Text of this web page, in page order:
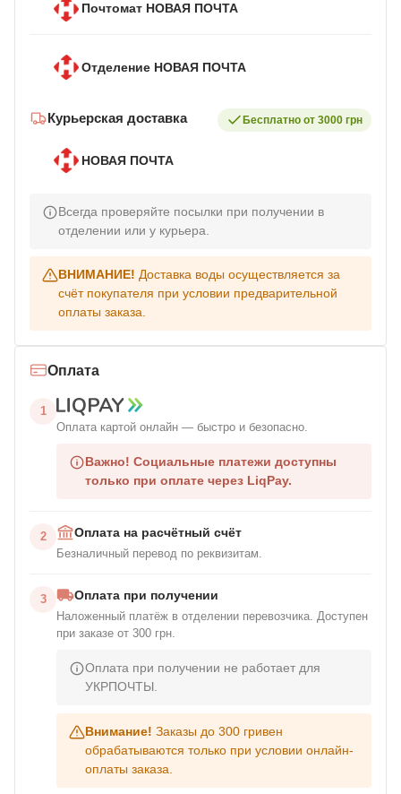
Почтомат НОВАЯ ПОЧТА
Отделение НОВАЯ ПОЧТА
Курьерская доставка Бесплатно от 3000 грн
НОВАЯ ПОЧТА
Всегда проверяйте посылки при получении в
отделении или у курьера.
ВНИМАНИЕ! Доставка воды осуществляется за
счёт покупателя при условии предварительной
оплаты заказа.
Оплата
1
Оплата картой онлайн — быстро и безопасно.
Важно! Социальные платежи доступны
только при оплате через LiqPay.
2 Оплата на расчётный счёт
Безналичный перевод по реквизитам.
3 Оплата при получении
Наложенный платёж в отделении перевозчика. Доступен
при заказе от 300 грн.
Оплата при получении не работает для
УКРПОЧТЫ.
Внимание! Заказы до 300 гривен
обрабатываются только при условии онлайн-
оплаты заказа.